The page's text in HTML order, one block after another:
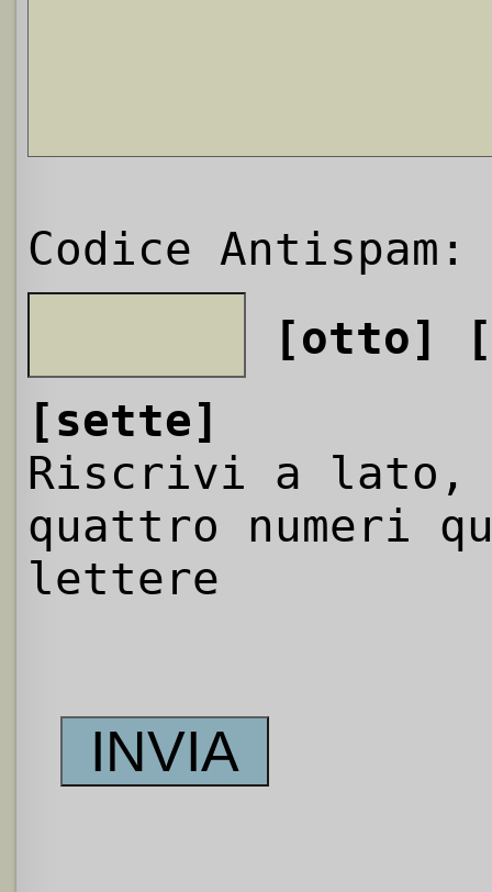
Codice Antispam:
[otto]
[sette]
Riscrivi a
quattro numeri
lettere